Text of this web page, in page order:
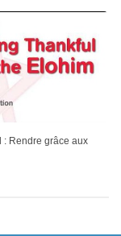
: Rendre grâce aux